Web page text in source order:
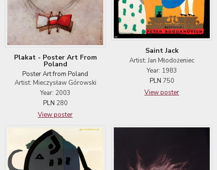
Plakat - Poster Art From
Poland
Poster Art from Poland
Artist: Mieczysław Górowski
Year: 2003
PLN 280
View poster
Saint Jack
Artist: Jan Młodożeniec
Year: 1983
PLN 750
View poster